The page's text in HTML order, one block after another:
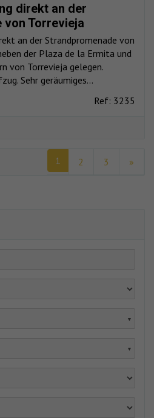
direkt an der
von Torrevieja
an der Strandpromenade von
der Plaza de la Ermita und
von Torrevieja gelegen.
Sehr geräumiges...
Ref: 3235
1 2 3 »
▼
▼